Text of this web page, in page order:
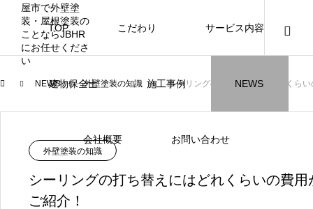
TOP こだわり サービス内容
建物保全士 施工事例 NEWS
会社概要 お問い合わせ
ニュース ブログ
NEWS 外壁塗装の知識 シーリングの打ち替えにはどれくら
外壁塗装の知識
シーリングの打ち替えにはどれくらいの費
ご紹介！